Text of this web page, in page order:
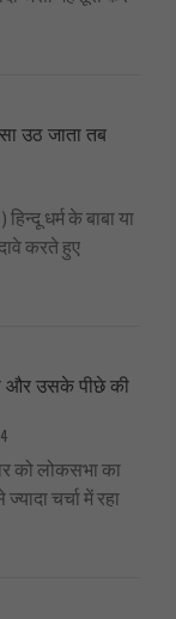
उठ जाता तब
धर्म के बाबा या
करते हुए
और उसके पीछे की
को लोकसभा का
चर्चा में रहा